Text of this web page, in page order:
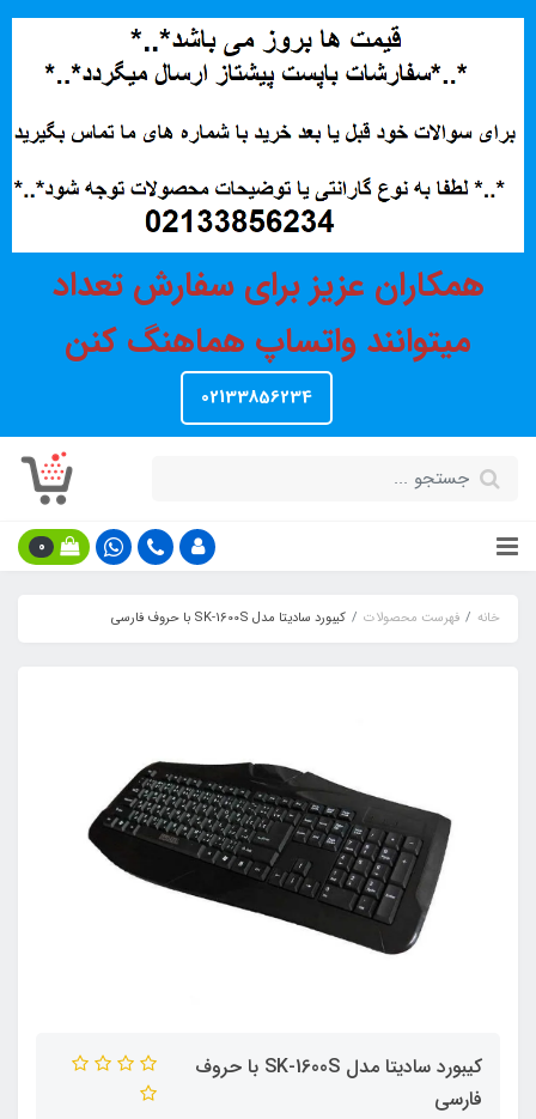
همکاران عزیز برای سفارش تعداد
میتوانند واتساپ هماهنگ کنن
02133856234
0
خانه فهرست محصولات کیبورد سادیتا مدل SK-1600S با حروف فارسی
کیبورد سادیتا مدل SK-1600S با حروف
فارسی